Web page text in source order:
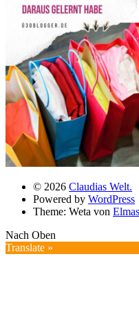
© 2026 Claudias Welt.
Powered by WordPress
Theme: Weta von
Nach Oben
Translate »